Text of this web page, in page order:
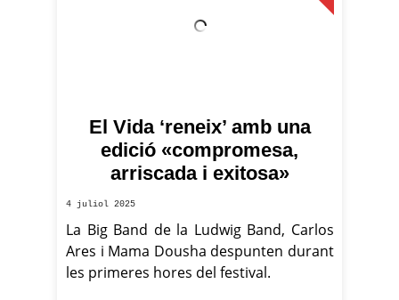
El Vida ‘reneix’ amb una
edició «compromesa,
arriscada i exitosa»
4 juliol 2025
La Big Band de la Ludwig Band, Carlos
Ares i Mama Dousha despunten durant
les primeres hores del festival.